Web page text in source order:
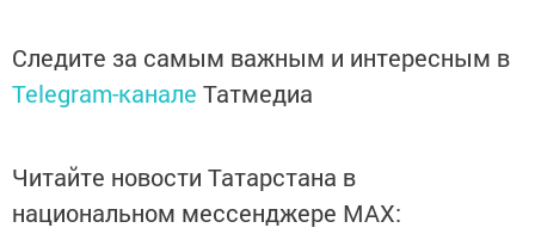
Следите за самым важным и интересным в
Telegram-канале Татмедиа
Читайте новости Татарстана в
национальном мессенджере MАХ: